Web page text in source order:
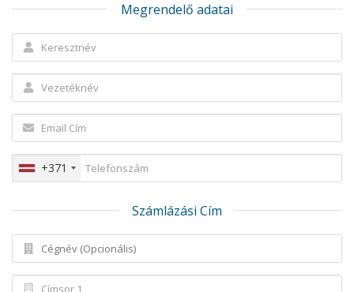
Megrendelő adatai
+371
Számlázási Cím